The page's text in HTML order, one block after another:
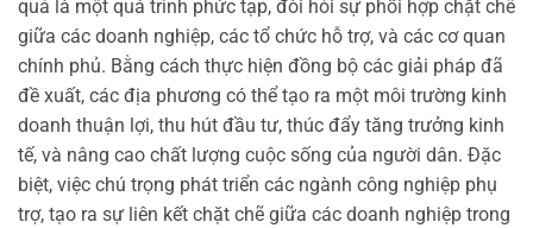
quả là một quá trình phức tạp, đòi hỏi sự phối hợp chặt chẽ
giữa các doanh nghiệp, các tổ chức hỗ trợ, và các cơ quan
chính phủ. Bằng cách thực hiện đồng bộ các giải pháp đã
đề xuất, các địa phương có thể tạo ra một môi trường kinh
doanh thuận lợi, thu hút đầu tư, thúc đẩy tăng trưởng kinh
tế, và nâng cao chất lượng cuộc sống của người dân. Đặc
biệt, việc chú trọng phát triển các ngành công nghiệp phụ
trợ, tạo ra sự liên kết chặt chẽ giữa các doanh nghiệp trong